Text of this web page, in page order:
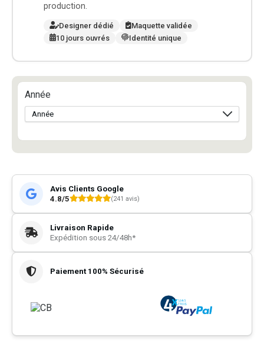
production.
Designer dédié
Maquette validée
10 jours ouvrés
Identité unique
Année
Avis Clients Google
4.8/5
(241 avis)
Livraison Rapide
Expédition sous 24/48h*
Paiement 100% Sécurisé